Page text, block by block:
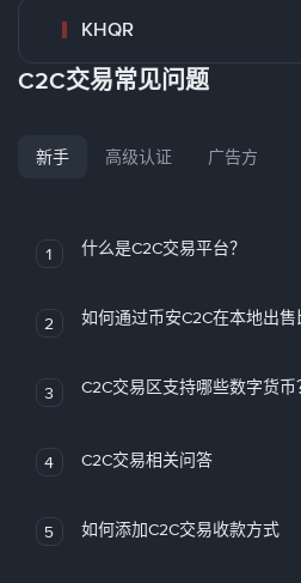
KHQR
C2C交易常见问题
新手 高级认证 广告方
1 什么是C2C交易平台？
2 如何通过币安C2C在本地出售
3 C2C交易区支持哪些数字货币
4 C2C交易相关问答
5 如何添加C2C交易收款方式